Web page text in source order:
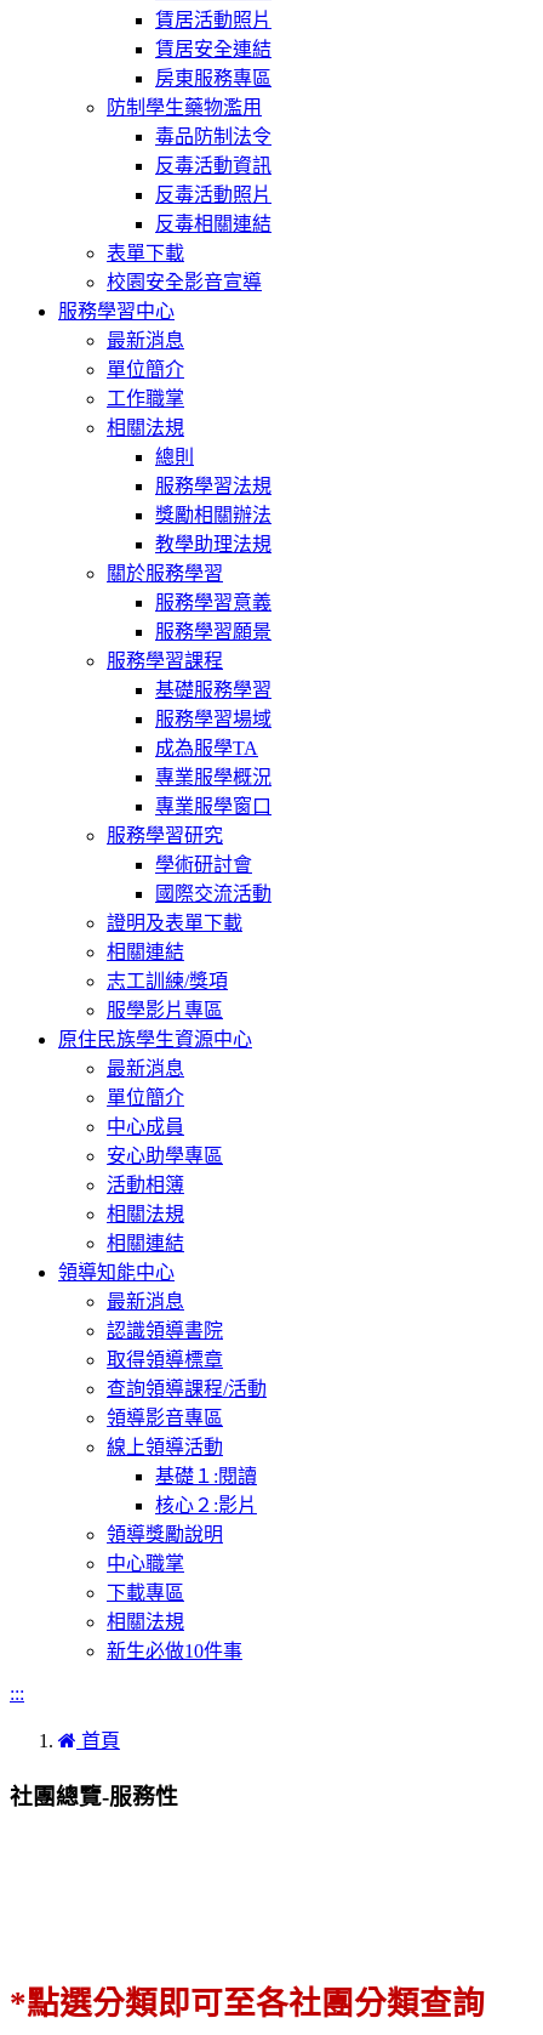
賃居活動照片
賃居安全連結
房東服務專區
防制學生藥物濫用
毒品防制法令
反毒活動資訊
反毒活動照片
反毒相關連結
表單下載
校園安全影音宣導
服務學習中心
最新消息
單位簡介
工作職掌
相關法規
總則
服務學習法規
獎勵相關辦法
教學助理法規
關於服務學習
服務學習意義
服務學習願景
服務學習課程
基礎服務學習
服務學習場域
成為服學TA
專業服學概況
專業服學窗口
服務學習研究
學術研討會
國際交流活動
證明及表單下載
相關連結
志工訓練/獎項
服學影片專區
原住民族學生資源中心
最新消息
單位簡介
中心成員
安心助學專區
活動相簿
相關法規
相關連結
領導知能中心
最新消息
認識領導書院
取得領導標章
查詢領導課程/活動
領導影音專區
線上領導活動
基礎１:閱讀
核心２:影片
領導獎勵說明
中心職掌
下載專區
相關法規
新生必做10件事
:::
首頁
社團總覽-服務性
*點選分類即可至各社團分類查詢